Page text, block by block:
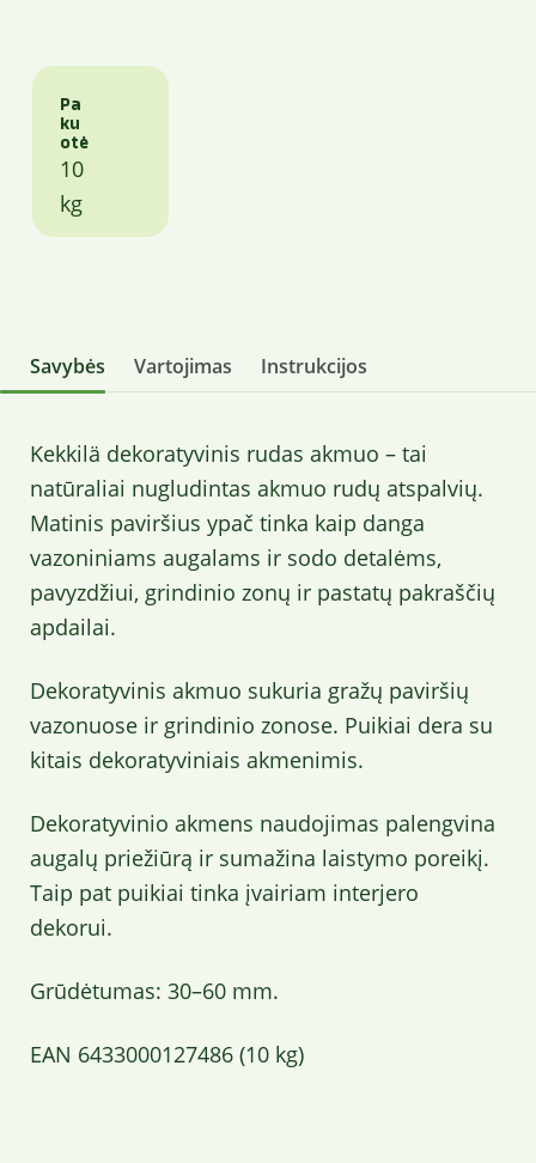
Pa
ku
otė
10
kg
Savybės Vartojimas Instrukcijos
Kekkilä dekoratyvinis rudas akmuo – tai
natūraliai nugludintas akmuo rudų atspalvių.
Matinis paviršius ypač tinka kaip danga
vazoniniams augalams ir sodo detalėms,
pavyzdžiui, grindinio zonų ir pastatų pakraščių
apdailai.
Dekoratyvinis akmuo sukuria gražų paviršių
vazonuose ir grindinio zonose. Puikiai dera su
kitais dekoratyviniais akmenimis.
Dekoratyvinio akmens naudojimas palengvina
augalų priežiūrą ir sumažina laistymo poreikį.
Taip pat puikiai tinka įvairiam interjero
dekorui.
Grūdėtumas: 30–60 mm.
EAN 6433000127486 (10 kg)